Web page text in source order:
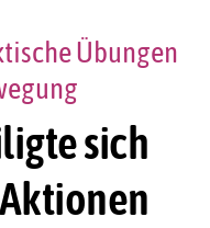
sich
Übungen